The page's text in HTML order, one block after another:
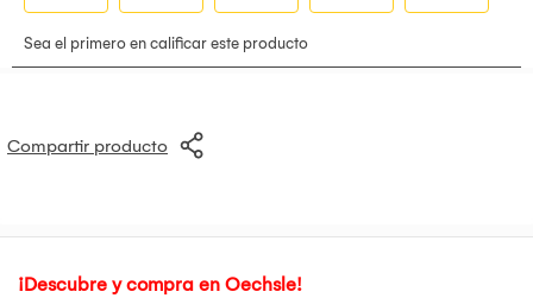
Compartir producto
¡Descubre y compra en Oechsle!